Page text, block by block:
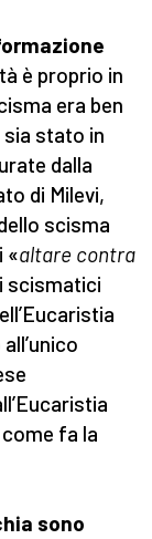
è proprio in
era ben
sia stato in
dalla
di Milevi,
scisma
«altare contra
scismatici
fa la
sono